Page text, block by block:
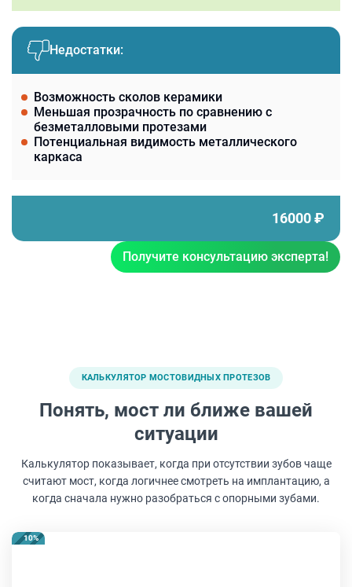
Недостатки:
Возможность сколов керамики
Меньшая прозрачность по сравнению с
безметалловыми протезами
Потенциальная видимость металлического
каркаса
16000₽
Получите консультацию эксперта!
КАЛЬКУЛЯТОР МОСТОВИДНЫХ ПРОТЕЗОВ
Понять, мост ли ближе вашей
ситуации
Калькулятор показывает, когда при отсутствии зубов чаще
считают мост, когда логичнее смотреть на имплантацию, а
когда сначала нужно разобраться с опорными зубами.
10%